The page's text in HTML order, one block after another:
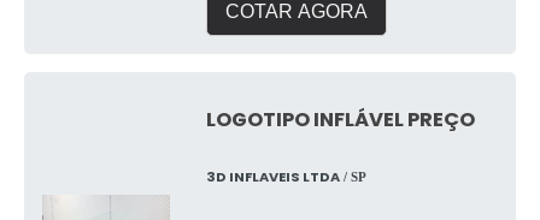
COTAR AGORA
LOGOTIPO INFLÁVEL PREÇO
3D INFLAVEIS LTDA / SP